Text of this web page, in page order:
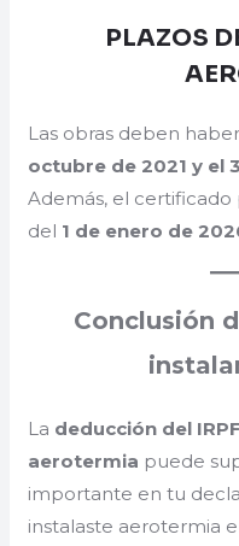
PLAZOS
Las obras deben
octubre de 2021 y el
Además, el
del 1 de enero de
Conclusión
La deducción del
aerotermia puede
importante en tu
instalaste aerotermia